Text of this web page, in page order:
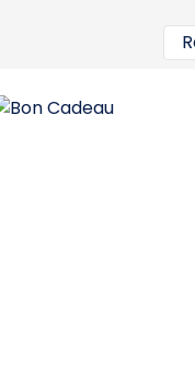
Montagny Près Yverdon